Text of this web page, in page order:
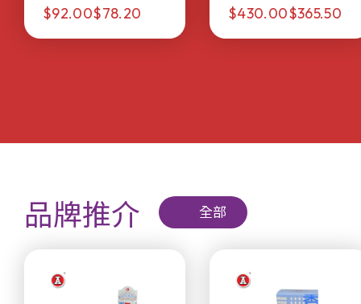
$92.00$78.20
$430.00$365.50
品牌推介 全部